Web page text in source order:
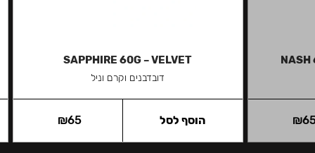
NASH
₪
SAPPHIRE 60G – VELVET
דובדבנים וקרם וניל
₪65 הוסף לסל